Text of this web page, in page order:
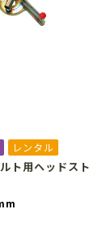
レンタル
ト用ヘッドスト